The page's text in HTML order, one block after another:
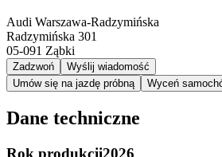
Audi Warszawa-Radzymińska
Radzymińska 301
05-091 Ząbki
Zadzwoń
Wyślij wiadomość
Umów się na jazdę próbną
Wyceń
Dane techniczne
Rok produkcji2026